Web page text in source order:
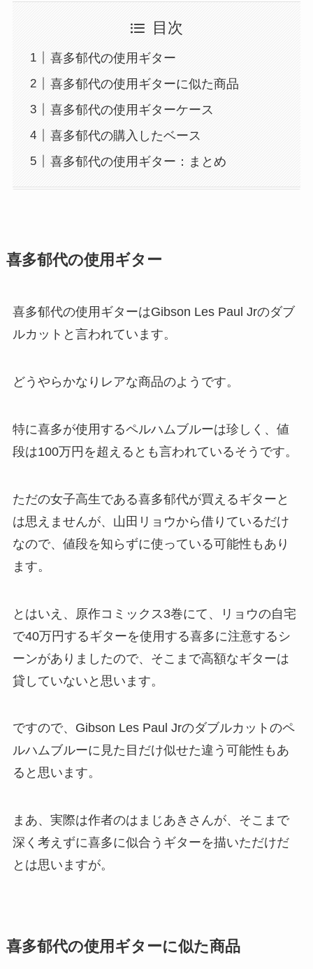
目次
喜多郁代の使用ギター
喜多郁代の使用ギターに似た商品
喜多郁代の使用ギターケース
喜多郁代の購入したベース
喜多郁代の使用ギター：まとめ
喜多郁代の使用ギター
喜多郁代の使用ギターはGibson Les Paul Jrのダブ
ルカットと言われています。
どうやらかなりレアな商品のようです。
特に喜多が使用するペルハムブルーは珍しく、値
段は100万円を超えるとも言われているそうです。
ただの女子高生である喜多郁代が買えるギターと
は思えませんが、山田リョウから借りているだけ
なので、値段を知らずに使っている可能性もあり
ます。
とはいえ、原作コミックス3巻にて、リョウの自宅
で40万円するギターを使用する喜多に注意するシ
ーンがありましたので、そこまで高額なギターは
貸していないと思います。
ですので、Gibson Les Paul Jrのダブルカットのペ
ルハムブルーに見た目だけ似せた違う可能性もあ
ると思います。
まあ、実際は作者のはまじあきさんが、そこまで
深く考えずに喜多に似合うギターを描いただけだ
とは思いますが。
喜多郁代の使用ギターに似た商品